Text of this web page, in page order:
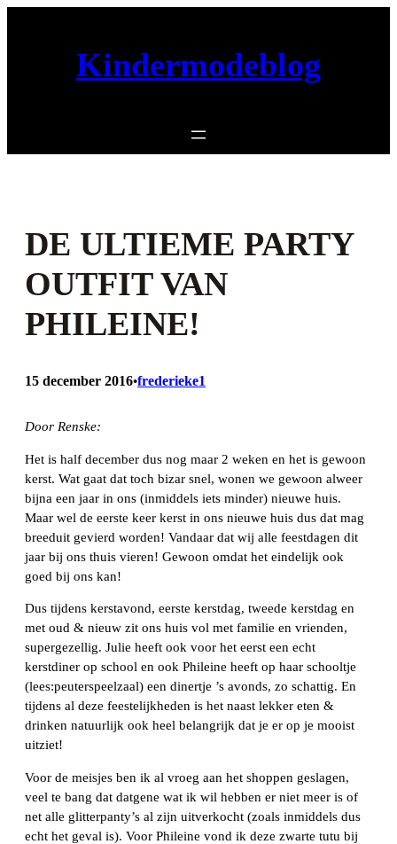
Kindermodeblog
DE ULTIEME PARTY
OUTFIT VAN
PHILEINE!
15 december 2016•frederieke1
Door Renske:
Het is half december dus nog maar 2 weken en het is gewoon
kerst. Wat gaat dat toch bizar snel, wonen we gewoon alweer
bijna een jaar in ons (inmiddels iets minder) nieuwe huis.
Maar wel de eerste keer kerst in ons nieuwe huis dus dat mag
breeduit gevierd worden! Vandaar dat wij alle feestdagen dit
jaar bij ons thuis vieren! Gewoon omdat het eindelijk ook
goed bij ons kan!
Dus tijdens kerstavond, eerste kerstdag, tweede kerstdag en
met oud & nieuw zit ons huis vol met familie en vrienden,
supergezellig. Julie heeft ook voor het eerst een echt
kerstdiner op school en ook Phileine heeft op haar schooltje
(lees:peuterspeelzaal) een dinertje ’s avonds, zo schattig. En
tijdens al deze feestelijkheden is het naast lekker eten &
drinken natuurlijk ook heel belangrijk dat je er op je mooist
uitziet!
Voor de meisjes ben ik al vroeg aan het shoppen geslagen,
veel te bang dat datgene wat ik wil hebben er niet meer is of
net alle glitterpanty’s al zijn uitverkocht (zoals inmiddels dus
echt het geval is). Voor Phileine vond ik deze zwarte tutu bij